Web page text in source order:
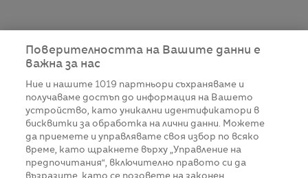
Поверителността на Вашите данни е
важна за нас
Ние и нашите 1019 партньори съхраняваме и
получаваме достъп до информация на Вашето
устройство, като уникални идентификатори в
бисквитки за обработка на лични данни. Можете
да приемете и управлявате своя избор по всяко
време, като щракнете върху „Управление на
предпочитания“, включително правото си да